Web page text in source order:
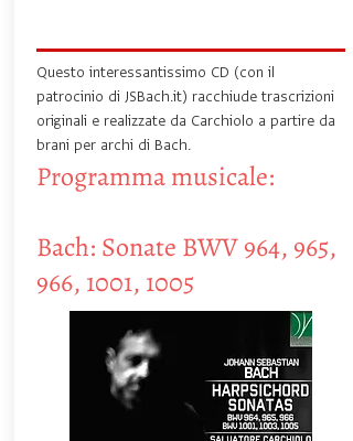
Questo interessantissimo CD (con il
patrocinio di JSBach.it) racchiude trascrizioni
originali e realizzate da Carchiolo a partire da
brani per archi di Bach.
Programma musicale:
Bach: Sonate BWV 964, 965,
966, 1001, 1005